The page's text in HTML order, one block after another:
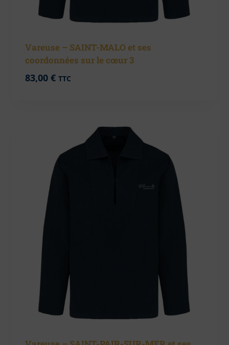
Vareuse – SAINT-MALO et ses
coordonnées sur le cœur 3
83,00 € TTC